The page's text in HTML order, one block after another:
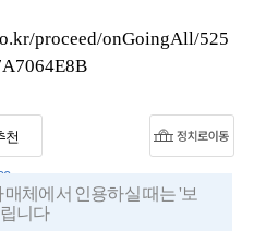
proceed/onGoingAll/525
천
체에서 인용하실 때는 '보
니다